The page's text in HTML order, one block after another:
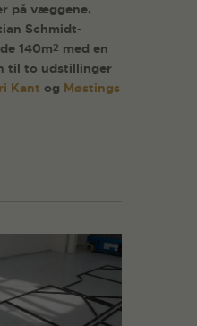
på væggene.
Schmidt-
140m2 med en
til to udstillinger
Kant og Møstings